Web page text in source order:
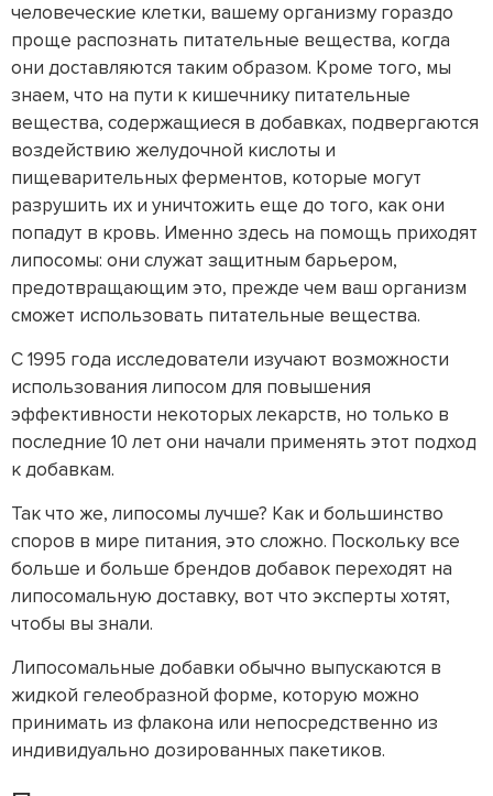
человеческие клетки, вашему организму гораздо
проще распознать питательные вещества, когда
они доставляются таким образом. Кроме того, мы
знаем, что на пути к кишечнику питательные
вещества, содержащиеся в добавках, подвергаются
воздействию желудочной кислоты и
пищеварительных ферментов, которые могут
разрушить их и уничтожить еще до того, как они
попадут в кровь. Именно здесь на помощь приходят
липосомы: они служат защитным барьером,
предотвращающим это, прежде чем ваш организм
сможет использовать питательные вещества.
С 1995 года исследователи изучают возможности
использования липосом для повышения
эффективности некоторых лекарств, но только в
последние 10 лет они начали применять этот подход
к добавкам.
Так что же, липосомы лучше? Как и большинство
споров в мире питания, это сложно. Поскольку все
больше и больше брендов добавок переходят на
липосомальную доставку, вот что эксперты хотят,
чтобы вы знали.
Липосомальные добавки обычно выпускаются в
жидкой гелеобразной форме, которую можно
принимать из флакона или непосредственно из
индивидуально дозированных пакетиков.